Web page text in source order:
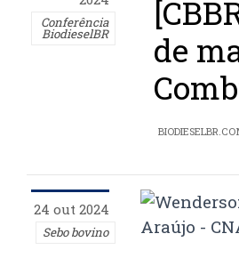
Conferência
BiodieselBR
de
24 out 2024
Sebo bovino